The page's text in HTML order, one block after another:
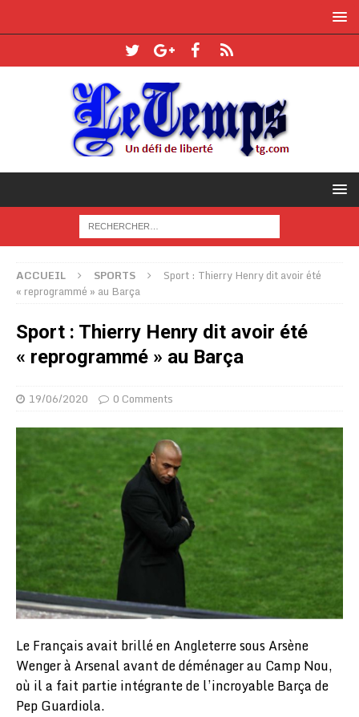
ACCUEIL SPORTS
Sport : Thierry Henry dit avoir été
« reprogrammé » au Barça
Sport : Thierry Henry dit avoir été
« reprogrammé » au Barça
19/06/2020 0 Comments
Le Français avait brillé en Angleterre sous Arsène
Wenger à Arsenal avant de déménager au Camp Nou,
où il a fait partie intégrante de l’incroyable Barça de
Pep Guardiola.